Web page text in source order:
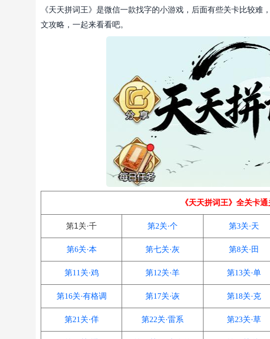
《天天拼词王》是微信一款找字的小游戏，后面有些关卡比较
文攻略，一起来看看吧。
《天天拼词王》全关卡
第1关·千 第2关·个 第3关·天
第6关·本 第七关·灰 第8关·田
第11关·鸡 第12关·羊 第13关·单
第16关·有格调 第17关·诙 第18关·克
第21关·佯 第22关·雷系 第23关·草